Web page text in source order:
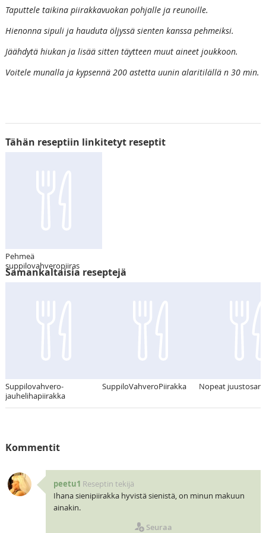
Taputtele taikina piirakkavuokan pohjalle ja reunoille.
Hienonna sipuli ja hauduta öljyssä sienten kanssa pehmeiksi.
Jäähdytä hiukan ja lisää sitten täytteen muut aineet joukkoon.
Voitele munalla ja kypsennä 200 astetta uunin alaritilällä n 30 min.
Tähän reseptiin linkitetyt reseptit
Pehmeä
suppilovahveropiiras
Samankaltaisia reseptejä
Suppilovahvero-
jauhelihapiirakka
SuppiloVahveroPiirakka Nopeat
Kommentit
peetu1 Reseptin tekijä
Ihana sienipiirakka hyvistä sienistä, on minun makuun
ainakin.
Seuraa